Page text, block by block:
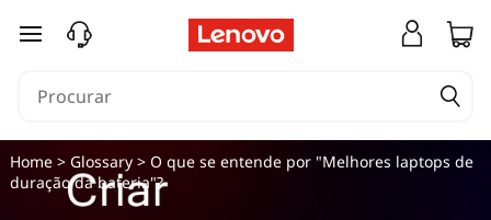
saltar para o conteúdo principal
Home> Glossary> O que se entende por "Melhores laptops de
duração da bateria"?